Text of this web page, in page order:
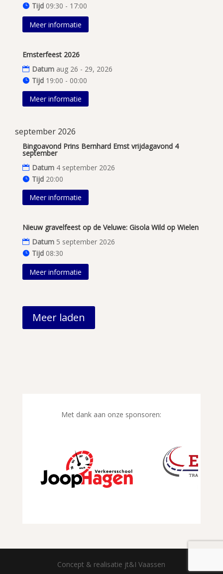
Tijd 09:30 - 17:00
Meer informatie
Emsterfeest 2026
Datum aug 26 - 29, 2026
Tijd 19:00 - 00:00
Meer informatie
september 2026
Bingoavond Prins Bernhard Emst vrijdagavond 4
september
Datum 4 september 2026
Tijd 20:00
Meer informatie
Nieuw gravelfeest op de Veluwe: Gisola Wild op Wielen
Datum 5 september 2026
Tijd 08:30
Meer informatie
Meer laden
Met dank aan onze sponsoren:
Concept & realisatie jt&I Vaassen